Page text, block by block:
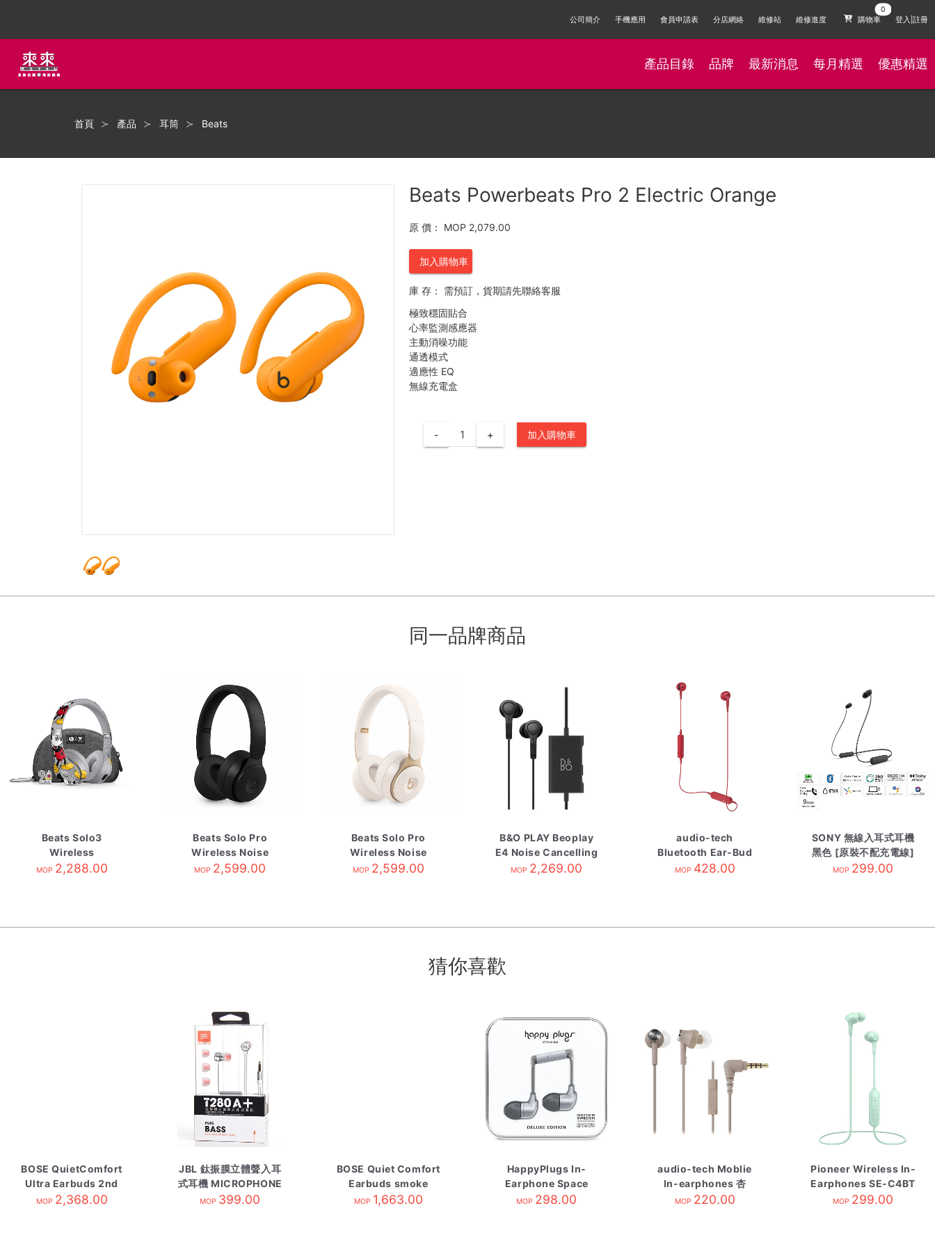
公司簡介 手機應用 會員申請表 分店網絡 維修站 維修進度 購物車 登入|註冊
產品目錄 品牌 最新消息 每月精選 優惠精選
首頁 產品 耳筒 Beats
Beats Powerbeats Pro 2 Electric Orange
原 價： MOP 2,079.00
加入購物車
庫 存：
需預訂，貨期請先聯絡客服
極致穩固貼合
心率監測感應器
主動消噪功能
通透模式
適應性 EQ
無線充電盒
- + 加入購物車
同一品牌商品
Beats Solo3
Wireless
Headphones-
MOP 2,288.00
Beats Solo Pro
Wireless Noise
Cancelling
MOP 2,599.00
Beats Solo Pro
Wireless Noise
Cancelling
MOP 2,599.00
B&O PLAY Beoplay
E4 Noise Cancelling
Earphones Black
MOP 2,269.00
audio-tech
Bluetooth Ear-Bud
Earphones 紅 ATH-
MOP 428.00
SONY 無線入耳式耳機
黑色 [原裝不配充電線]
WI-C100/BZE
MOP 299.00
猜你喜歡
BOSE QuietComfort
Ultra Earbuds 2nd
Gen White
MOP 2,368.00
JBL 鈦振膜立體聲入耳
式耳機 MICROPHONE
MOP 399.00
BOSE Quiet Comfort
Earbuds smoke
white
MOP 1,663.00
HappyPlugs In-
Earphone Space
Grey
MOP 298.00
audio-tech Moblie
In-earphones 杏
ATH-CK350is BG
MOP 220.00
Pioneer Wireless In-
Earphones SE-C4BT
Green
MOP 299.00